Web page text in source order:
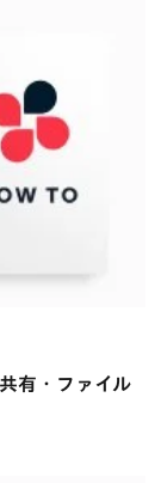
有・ファイル